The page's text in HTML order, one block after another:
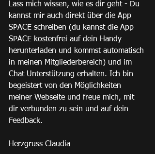
Lass mich wissen, wie es dir geht - Du
kannst mir auch direkt über die App
SPACE schreiben (du kannst die App
SPACE kostenfrei auf dein Handy
herunterladen und kommst automatisch
in meinen Mitgliederbereich) und im
Chat Unterstützung erhalten. Ich bin
begeistert von den Möglichkeiten
meiner Webseite und freue mich, mit
dir verbunden zu sein und auf dein
Feedback.
Herzgruss Claudia